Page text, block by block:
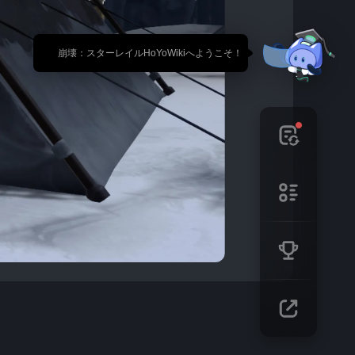
🎉 崩壊：スターレイルHoYoWikiへようこそ！